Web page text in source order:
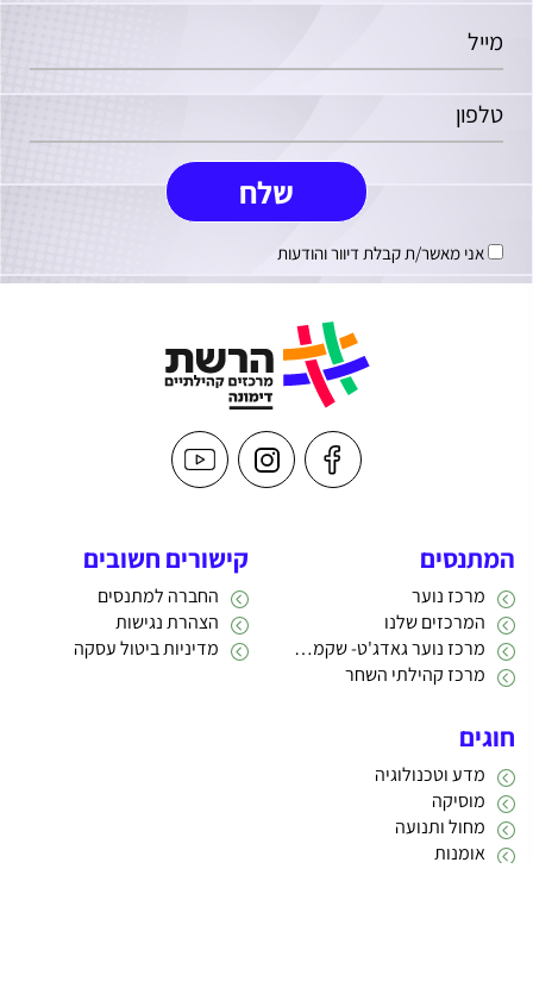
אני מאשר/ת קבלת דיוור והודעות
המתנסים
מרכז נוער
המרכזים שלנו
מרכז נוער גאדג'ט- שקמה 22
מרכז קהילתי השחר
קישורים חשובים
החברה למתנסים
הצהרת נגישות
מדיניות ביטול עסקה
חוגים
מדע וטכנולוגיה
מוסיקה
מחול ותנועה
אומנות